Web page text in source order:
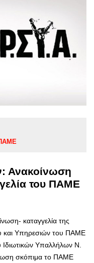
Ανακοίνωση
του ΠΑΜΕ
καταγγελία της
και Υπηρεσιών του ΠΑΜΕ
Ιδιωτικών Υπαλλήλων Ν.
σκόπιμα το ΠΑΜΕ